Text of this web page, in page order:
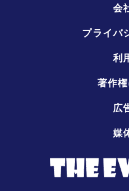
会
プライバ
利
著作
広
媒